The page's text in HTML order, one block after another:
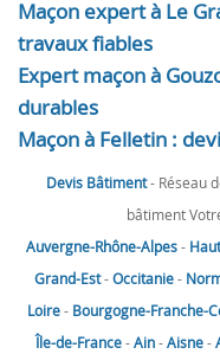
Maçon expert à Le
travaux fiables
Expert maçon à
durables
Maçon à Felletin :
Devis Bâtiment- Réseau
bâtiment
Auvergne-Rhône-Alpes-
Grand-Est-Occitanie-
Loire- Bourgogne-Franche-
Île-de-France-Ain-Aisne-